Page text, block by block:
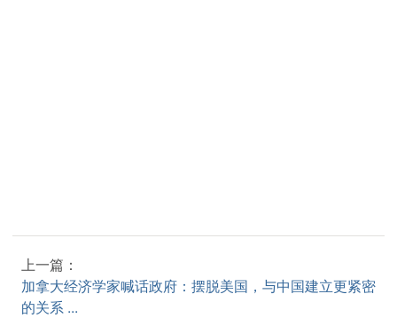
上一篇：
加拿大经济学家喊话政府：摆脱美国，与中国建立更紧密
的关系 ...